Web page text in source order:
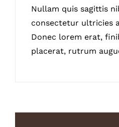
Nullam quis sagittis
consectetur ultricies
Donec lorem erat,
placerat, rutrum